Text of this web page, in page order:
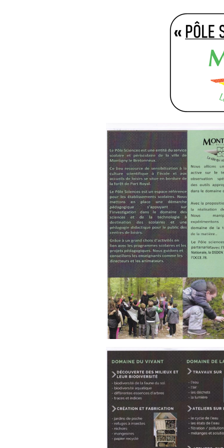
Nettoyage de la Nature !
Les animations du « Pôle
Soutien aux associations
Les enquêtes publiques
Visite guidée de
Les Serres Botaniques
de Chèvreloup
La saga des hirondelles
rustiques
L’Arche des petites
bêtes de Thoiry
« Sauvez la Planète »
Sensibilisation des
industriels
!
La
Le
Le
ZAC
de
des